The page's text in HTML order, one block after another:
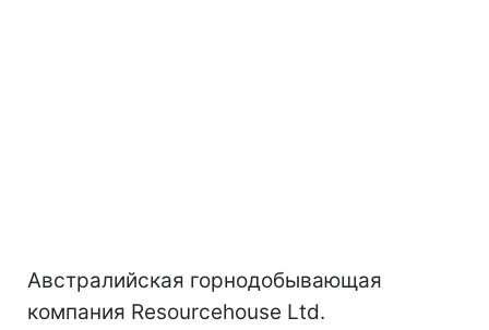
Австралийская горнодобывающая
компания Resourcehouse Ltd.